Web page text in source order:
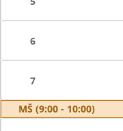
6
7
MŠ (9:00 - 10:00)